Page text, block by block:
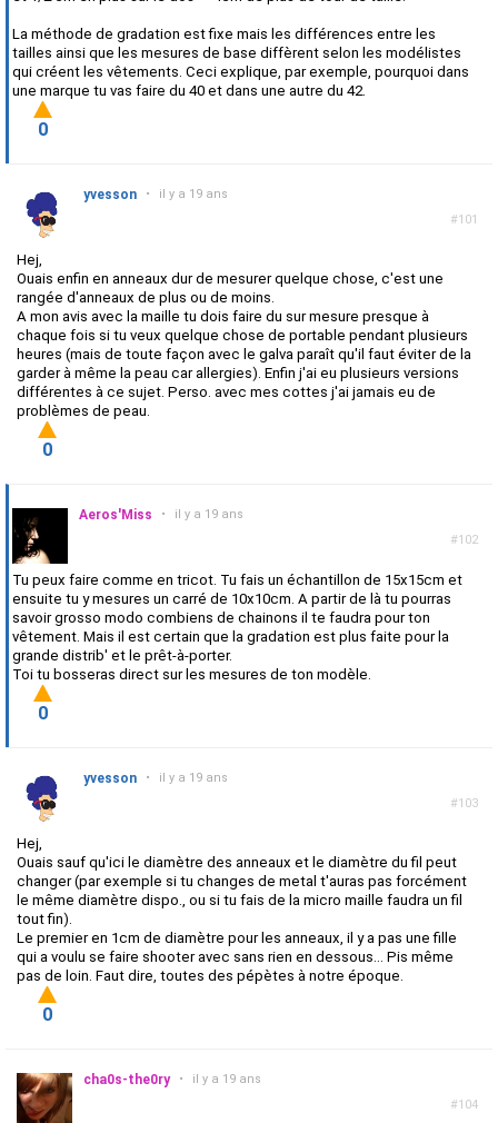
La méthode de gradation est fixe mais les différences entre les
tailles ainsi que les mesures de base diffèrent selon les modélistes
qui créent les vêtements. Ceci explique, par exemple, pourquoi dans
une marque tu vas faire du 40 et dans une autre du 42.
0
#101
yvesson • il y a 19 ans
Hej,
Ouais enfin en anneaux dur de mesurer quelque chose, c'est une
rangée d'anneaux de plus ou de moins.
A mon avis avec la maille tu dois faire du sur mesure presque à
chaque fois si tu veux quelque chose de portable pendant plusieurs
heures (mais de toute façon avec le galva paraît qu'il faut éviter de la
garder à même la peau car allergies). Enfin j'ai eu plusieurs versions
différentes à ce sujet. Perso. avec mes cottes j'ai jamais eu de
problèmes de peau.
0
#102
Aeros'Miss • il y a 19 ans
Tu peux faire comme en tricot. Tu fais un échantillon de 15x15cm et
ensuite tu y mesures un carré de 10x10cm. A partir de là tu pourras
savoir grosso modo combiens de chainons il te faudra pour ton
vêtement. Mais il est certain que la gradation est plus faite pour la
grande distrib' et le prêt-à-porter.
Toi tu bosseras direct sur les mesures de ton modèle.
0
#103
yvesson • il y a 19 ans
Hej,
Ouais sauf qu'ici le diamètre des anneaux et le diamètre du fil peut
changer (par exemple si tu changes de metal t'auras pas forcément
le même diamètre dispo., ou si tu fais de la micro maille faudra un fil
tout fin).
Le premier en 1cm de diamètre pour les anneaux, il y a pas une fille
qui a voulu se faire shooter avec sans rien en dessous... Pis même
pas de loin. Faut dire, toutes des pépètes à notre époque.
0
#104
cha0s-the0ry • il y a 19 ans